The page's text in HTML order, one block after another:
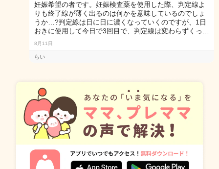
妊娠希望の者です。妊娠検査薬を使用した際、判定線よ
りも終了線が薄く出るのは何かを意味しているのでしょ
うか…?判定線は日に日に濃くなっていくのですが、1日
おきに使用して今日で3回目で、判定線は変わらずくっ…
8月11日
らい